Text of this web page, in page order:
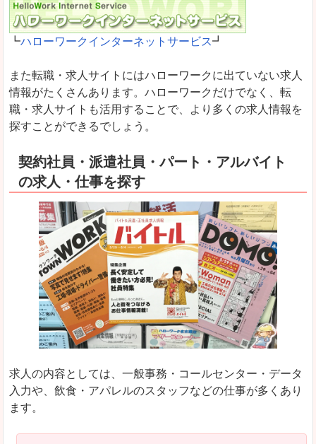
┗ハローワークインターネットサービス┛
また転職・求人サイトにはハローワークに出ていない求人
情報がたくさんあります。ハローワークだけでなく、転
職・求人サイトも活用することで、より多くの求人情報を
探すことができるでしょう。
契約社員・派遣社員・パート・アルバイト
の求人・仕事を探す
求人の内容としては、一般事務・コールセンター・データ
入力や、飲食・アパレルのスタッフなどの仕事が多くあり
ます。